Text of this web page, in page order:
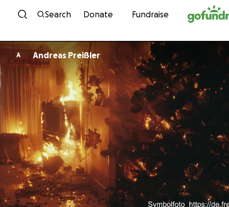
Skip to content
Search Donate Fundraise
A Andreas Preißler